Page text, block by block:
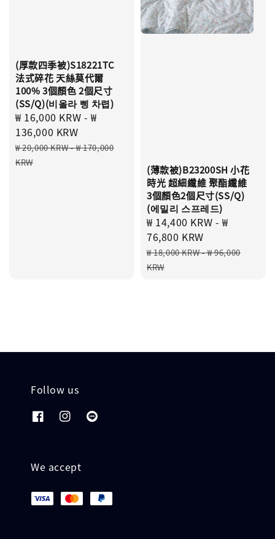
(厚款四季被)S18221TC
法式碎花 天絲莫代爾
100% 3個顏色 2個尺寸
(SS/Q)(비올라 삥 차렵)
Sale
price
₩ 16,000 KRW -₩
136,000 KRW
Regular
price
₩ 20,000 KRW-₩ 170,000
KRW
(薄款被)B23200SH 小花
時光 超細纖維 聚酯纖維
3個顏色2個尺寸(SS/Q)
(에밀리 스프레드)
Sale
price
₩ 14,400 KRW -₩
76,800 KRW
Regular
price
₩ 18,000 KRW-₩ 96,000
KRW
Follow us
We accept